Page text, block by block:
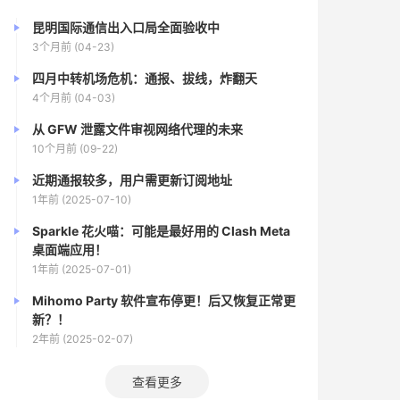
昆明国际通信出入口局全面验收中
3个月前 (04-23)
四月中转机场危机：通报、拔线，炸翻天
4个月前 (04-03)
从 GFW 泄露文件审视网络代理的未来
10个月前 (09-22)
近期通报较多，用户需更新订阅地址
1年前 (2025-07-10)
Sparkle 花火喵：可能是最好用的 Clash Meta
桌面端应用！
1年前 (2025-07-01)
Mihomo Party 软件宣布停更！后又恢复正常更
新？！
2年前 (2025-02-07)
查看更多